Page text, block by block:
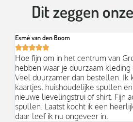
Dit zeggen
Esmé van den Boom

Hoe fijn om in het centrum van
hebben waar je duurzaam
Veel duurzamer dan bestellen. Ik
kaartjes, huishoudelijke spullen
nieuwe lievelingstrui of shirt. Fijn
spullen. Laatst kocht ik een
daar leef ik nu ongeveer in.